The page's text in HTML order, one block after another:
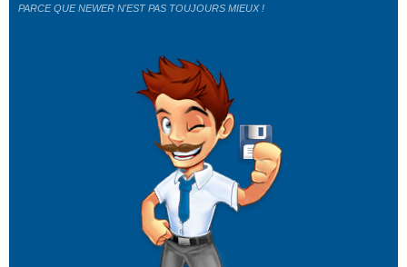
PARCE QUE NEWER N'EST PAS TOUJOURS MIEUX !